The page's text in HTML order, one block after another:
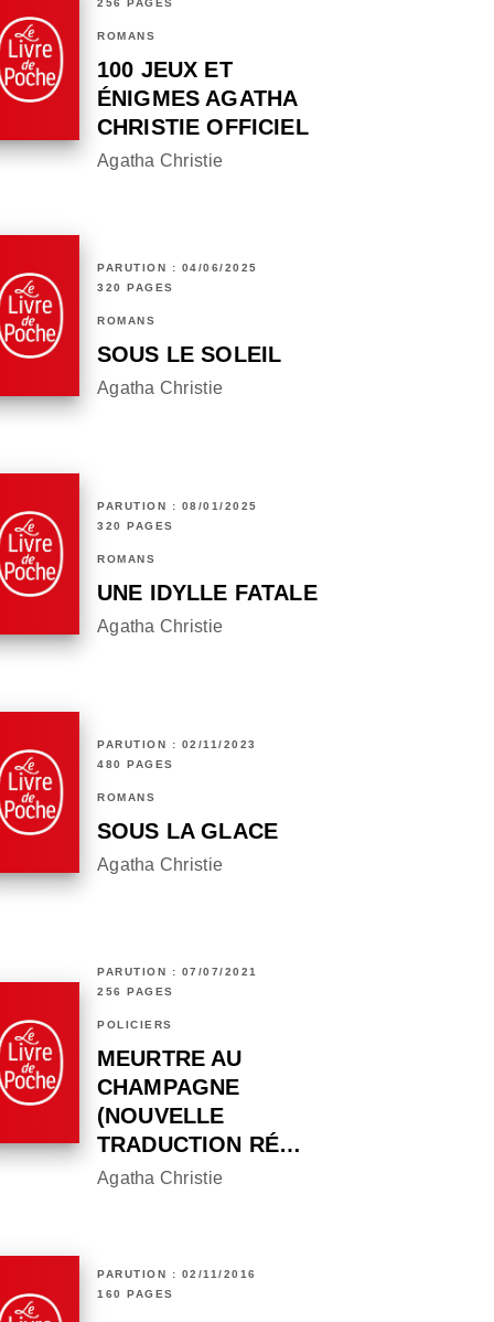
256 PAGES
ROMANS
100 JEUX ET
ÉNIGMES AGATHA
CHRISTIE OFFICIEL
Agatha Christie
PARUTION : 04/06/2025
320 PAGES
ROMANS
SOUS LE SOLEIL
Agatha Christie
PARUTION : 08/01/2025
320 PAGES
ROMANS
UNE IDYLLE FATALE
Agatha Christie
PARUTION : 02/11/2023
480 PAGES
ROMANS
SOUS LA GLACE
Agatha Christie
PARUTION : 07/07/2021
256 PAGES
POLICIERS
MEURTRE AU
CHAMPAGNE
(NOUVELLE
TRADUCTION RÉ…
Agatha Christie
PARUTION : 02/11/2016
160 PAGES